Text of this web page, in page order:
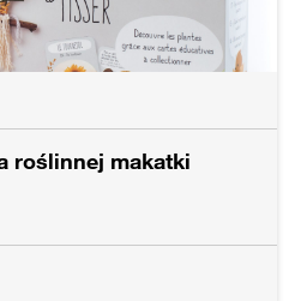
roślinnej makatki